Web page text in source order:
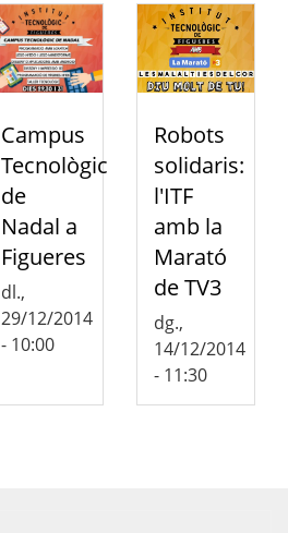
Campus
Tecnològic
de
Nadal a
Figueres
dl.,
29/12/2014
- 10:00
Robots
solidaris:
l'ITF
amb la
Marató
de TV3
dg.,
14/12/2014
- 11:30